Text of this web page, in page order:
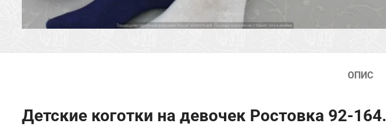
ОПИС
Детские коготки на девочек Ростовка 92-164.